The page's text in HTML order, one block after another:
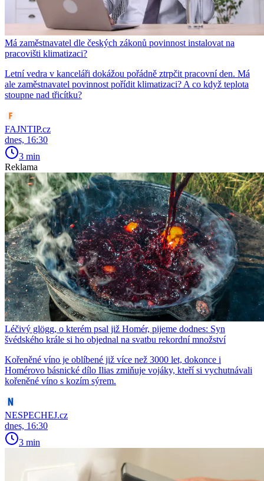
Má zaměstnavatel dle českých zákonů povinnost instalovat na
pracovišti klimatizaci?
Letní vedra v kanceláři dokážou pořádně ztrpčit pracovní den. Má
ale zaměstnavatel povinnost pořídit klimatizaci? A co když teplota
stoupne nad třicítku?
FAJNTIP.cz
dnes, 16:30
3 min
Reklama
Léčivý glögg, o kterém psal již Homér, pijeme dodnes: Syn
švédského krále si ho objednal na svatbu rekordní množství
Kořeněné víno je oblíbené již více než 3000 let, dokonce i
Homérovo básnické dílo Ilias zmiňuje vojáky, kteří si vychutnávali
kořeněné víno s kozím sýrem.
NESPECHEJ.cz
dnes, 16:30
3 min